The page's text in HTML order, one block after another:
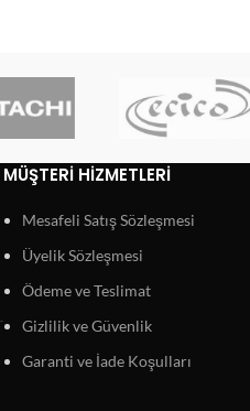
MÜŞTERI HIZMETLERI
Mesafeli Satış Sözleşmesi
Üyelik Sözleşmesi
Ödeme ve Teslimat
Gizlilik ve Güvenlik
Garanti ve İade Koşulları